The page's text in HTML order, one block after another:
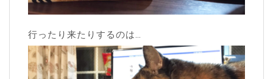
行ったり来たりするのは…